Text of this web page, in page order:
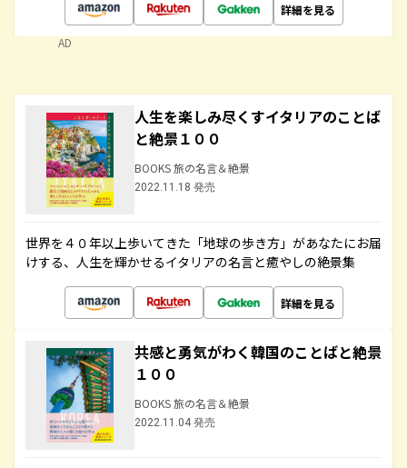
詳細を見る
AD
人生を楽しみ尽くすイタリアのことば
と絶景１００
BOOKS 旅の名言＆絶景
2022.11.18 発売
世界を４０年以上歩いてきた「地球の歩き方」があなたにお届
けする、人生を輝かせるイタリアの名言と癒やしの絶景集
詳細を見る
共感と勇気がわく韓国のことばと絶景
１００
BOOKS 旅の名言＆絶景
2022.11.04 発売